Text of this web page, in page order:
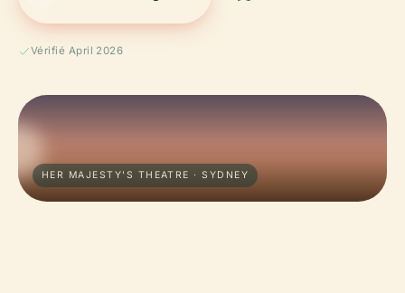
Vérifié April 2026
HER MAJESTY'S THEATRE · SYDNEY